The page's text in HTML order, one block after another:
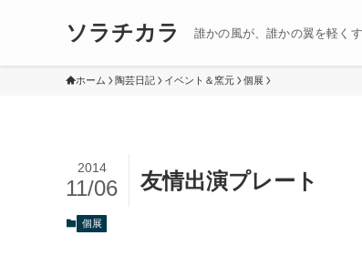
ソラチカラ 誰かの風が、誰かの翼を軽くす
ホーム 陶芸日記 イベント＆窯元 個展
友情出演プレート
2014
11/06
個展